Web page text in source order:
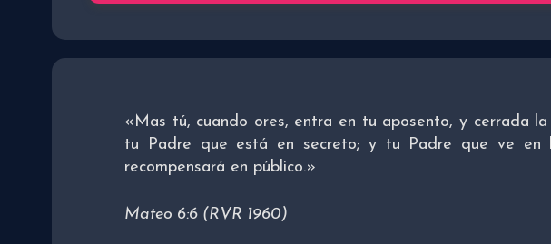
«Mas tú, cuando ores, entra en tu aposento, y cerrada
tu Padre que está en secreto; y tu Padre que ve en
recompensará en público.»
Mateo 6:6 (RVR 1960)